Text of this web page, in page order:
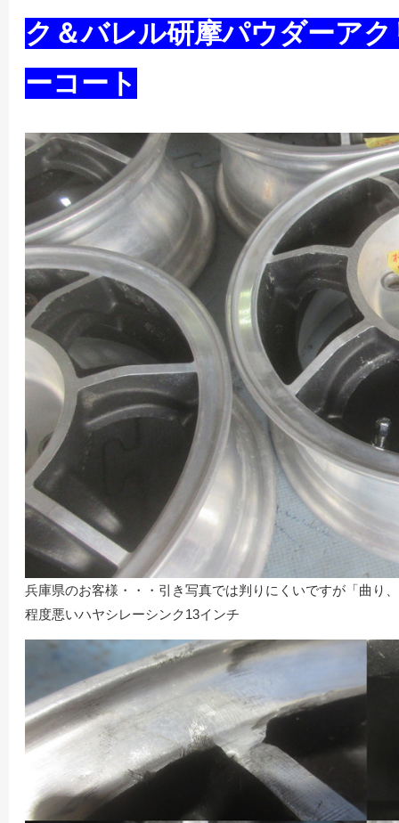
ク＆バレル研摩パウダーア
ーコート
兵庫県のお客様・・・引き写真では判りにくいですが「曲り
程度悪いハヤシレーシンク13インチ